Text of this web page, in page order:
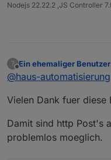
Nodejs 22.22.2 ,JS Controller
?
Offline
Ein ehemaliger Benutzer
@haus-automatisierung
Vielen Dank fuer diese
Damit sind http Post's
problemlos moeglich.